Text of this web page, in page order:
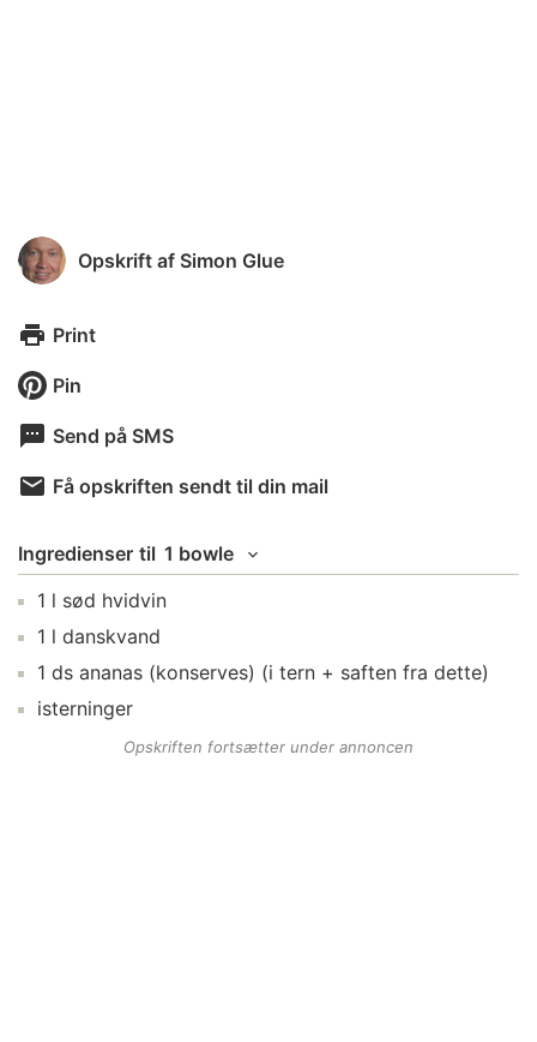
Opskrift af Simon Glue
Print
Pin
Send på SMS
Få opskriften sendt til din mail
Ingredienser til 1 bowle
1 l sød hvidvin
1 l danskvand
1 ds ananas (konserves) (i tern + saften fra dette)
isterninger
Opskriften fortsætter under annoncen